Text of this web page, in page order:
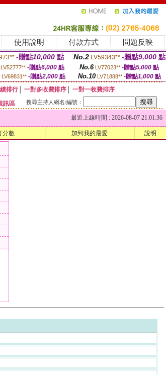
使用說明 付款方式 問題反映
-贈點10,000 點 No.2 LV59343** -贈點9,000 點
LV52777** -贈點6,000點 No.6 LV77023** -贈點5,000點
LV69831** -贈點2,000點 No.10 LV71888** -贈點1,000 點
排行│ 一對多收費排序
一對一收費排序
訊區 搜尋主持人網名/編號：
最近上線時間 : 2026-08-07 21:01:36
分數 加到我的最愛 說明